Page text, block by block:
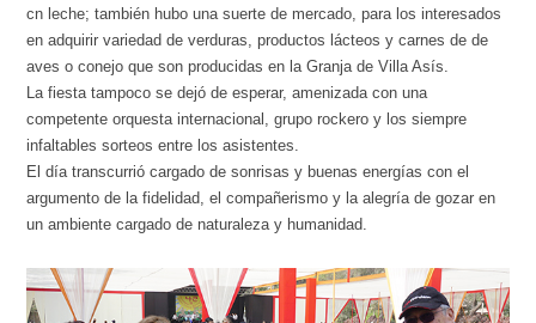
cn leche; también hubo una suerte de mercado, para los interesados
en adquirir variedad de verduras, productos lácteos y carnes de de
aves o conejo que son producidas en la Granja de Villa Asís.
La fiesta tampoco se dejó de esperar, amenizada con una
competente orquesta internacional, grupo rockero y los siempre
infaltables sorteos entre los asistentes.
El día transcurrió cargado de sonrisas y buenas energías con el
argumento de la fidelidad, el compañerismo y la alegría de gozar en
un ambiente cargado de naturaleza y humanidad.